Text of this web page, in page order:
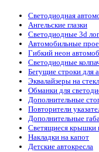
Светодиодная
Ангельские глазки
Светодиодные 3d
Автомобильные
Гибкий неон
Светодиодные
Бегущие строки для
Эквалайзеры на
Обманки для
Дополнительные
Повторители
Дополнительные
Светящиеся крышки
Накладки на капот
Детские автокресла